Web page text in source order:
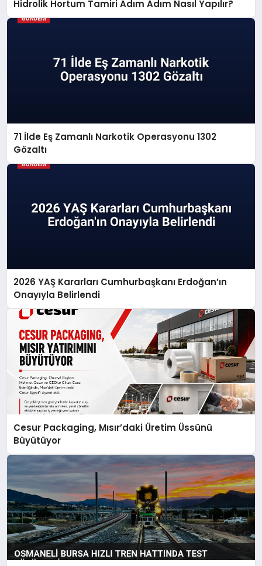
Hidrolik Hortum Tamiri Adım Adım Nasıl Yapılır?
71 İlde Eş Zamanlı Narkotik Operasyonu 1302
Gözaltı
2026 YAŞ Kararları Cumhurbaşkanı Erdoğan’ın
Onayıyla Belirlendi
Cesur Packaging, Mısır’daki Üretim Üssünü
Büyütüyor